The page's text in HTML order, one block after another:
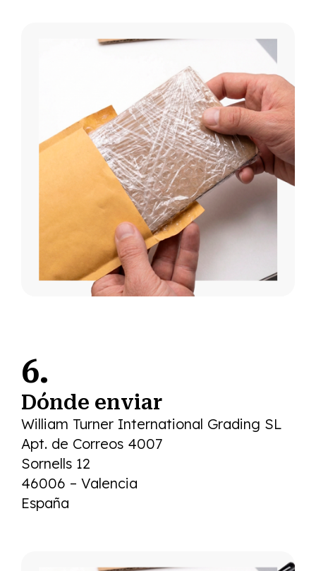
6.
Dónde enviar
William Turner International Grading SL
Apt. de Correos 4007
Sornells 12
46006 – Valencia
España